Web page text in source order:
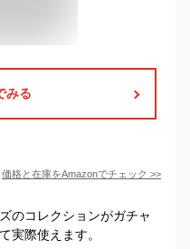
みる
価格と在庫をAmazonでチェック >>
のコレクションがガチャ
実際使えます。